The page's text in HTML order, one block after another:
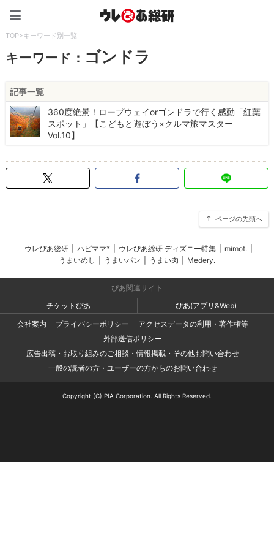
TOP>キーワード別一覧
キーワード： ゴンドラ
記事一覧
360度絶景！ロープウェイorゴンドラで行く感動「紅葉
スポット」【こどもと遊ぼう×クルマ旅マスター
Vol.10】
ページの先頭へ
ウレぴあ総研 ハピママ* ウレぴあ総研 ディズニー特集 mimot.
うまいめし
うまいパン うまい肉 Medery.
ぴあ関連サイト
チケットぴあ
ぴあ(アプリ&Web)
会社案内
プライバシーポリシー
アクセスデータの利用・著作権等
外部送信ポリシー
広告出稿・お取り組みのご相談・情報掲載・その他お問い合わせ
一般の読者の方・ユーザーの方からのお問い合わせ
Copyright (C) PIA Corporation. All Rights Reserved.